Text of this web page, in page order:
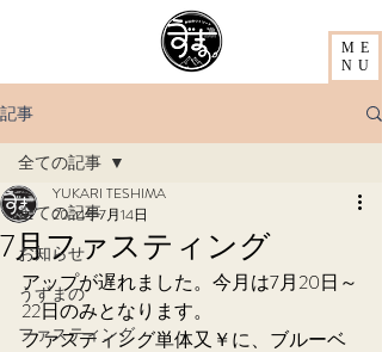
ME
NU
記事
全ての記事
お知らせ
うずまの
ファスティング
全ての記事
7月ファスティング
YUKARI TESHIMA
2024年7月14日
アップが遅れました。今月は7月20日～
22日のみとなります。
ファスティング単体又￥に、ブルーベ